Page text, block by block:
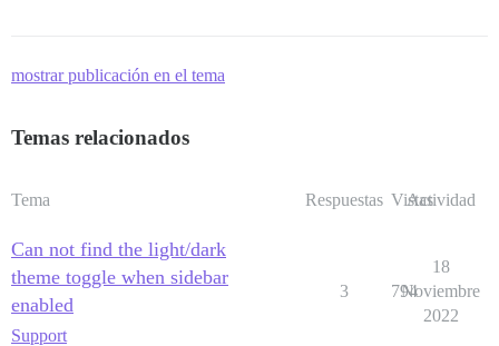
mostrar publicación en el tema
Temas relacionados
Tema Respuestas Vistas
Actividad
Can not find the light/dark
theme toggle when sidebar
enabled
Support
3 794
18
Noviembre
2022